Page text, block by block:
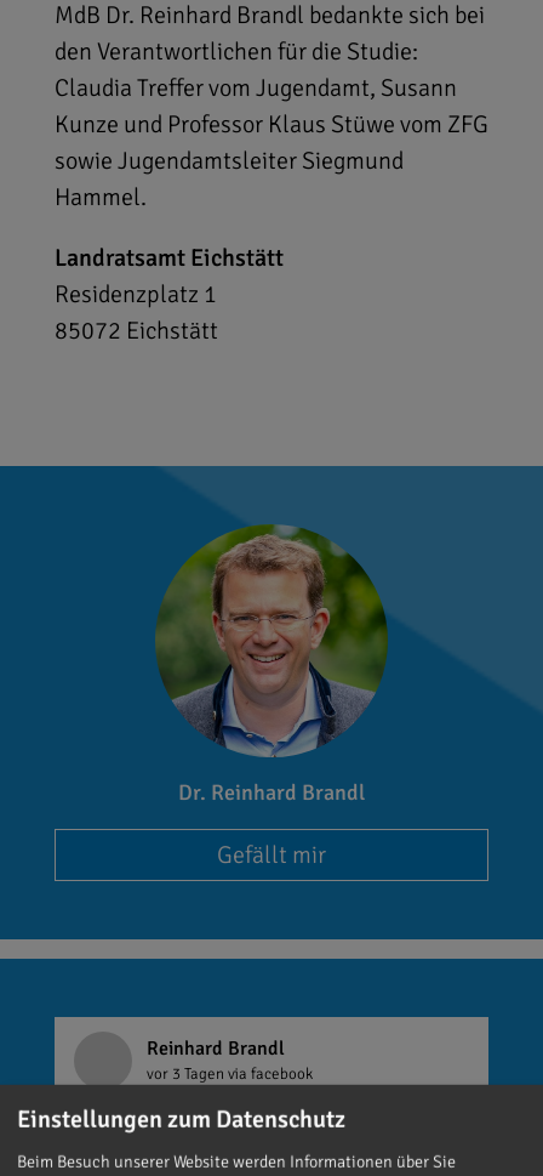
MdB Dr. Reinhard Brandl bedankte sich bei
den Verantwortlichen für die Studie:
Claudia Treffer vom Jugendamt, Susann
Kunze und Professor Klaus Stüwe vom ZFG
sowie Jugendamtsleiter Siegmund
Hammel.
Landratsamt Eichstätt
Residenzplatz 1
85072 Eichstätt
Dr. Reinhard Brandl
Gefällt mir
Reinhard Brandl
vor 3 Tagen via facebook
Mein meistgenutztes Wort am Samstag war:
„Danke!“ 😊 Vielen Dank für die zahlreichen
Einstellungen zum Datenschutz
Beim Besuch unserer Website werden Informationen über Sie